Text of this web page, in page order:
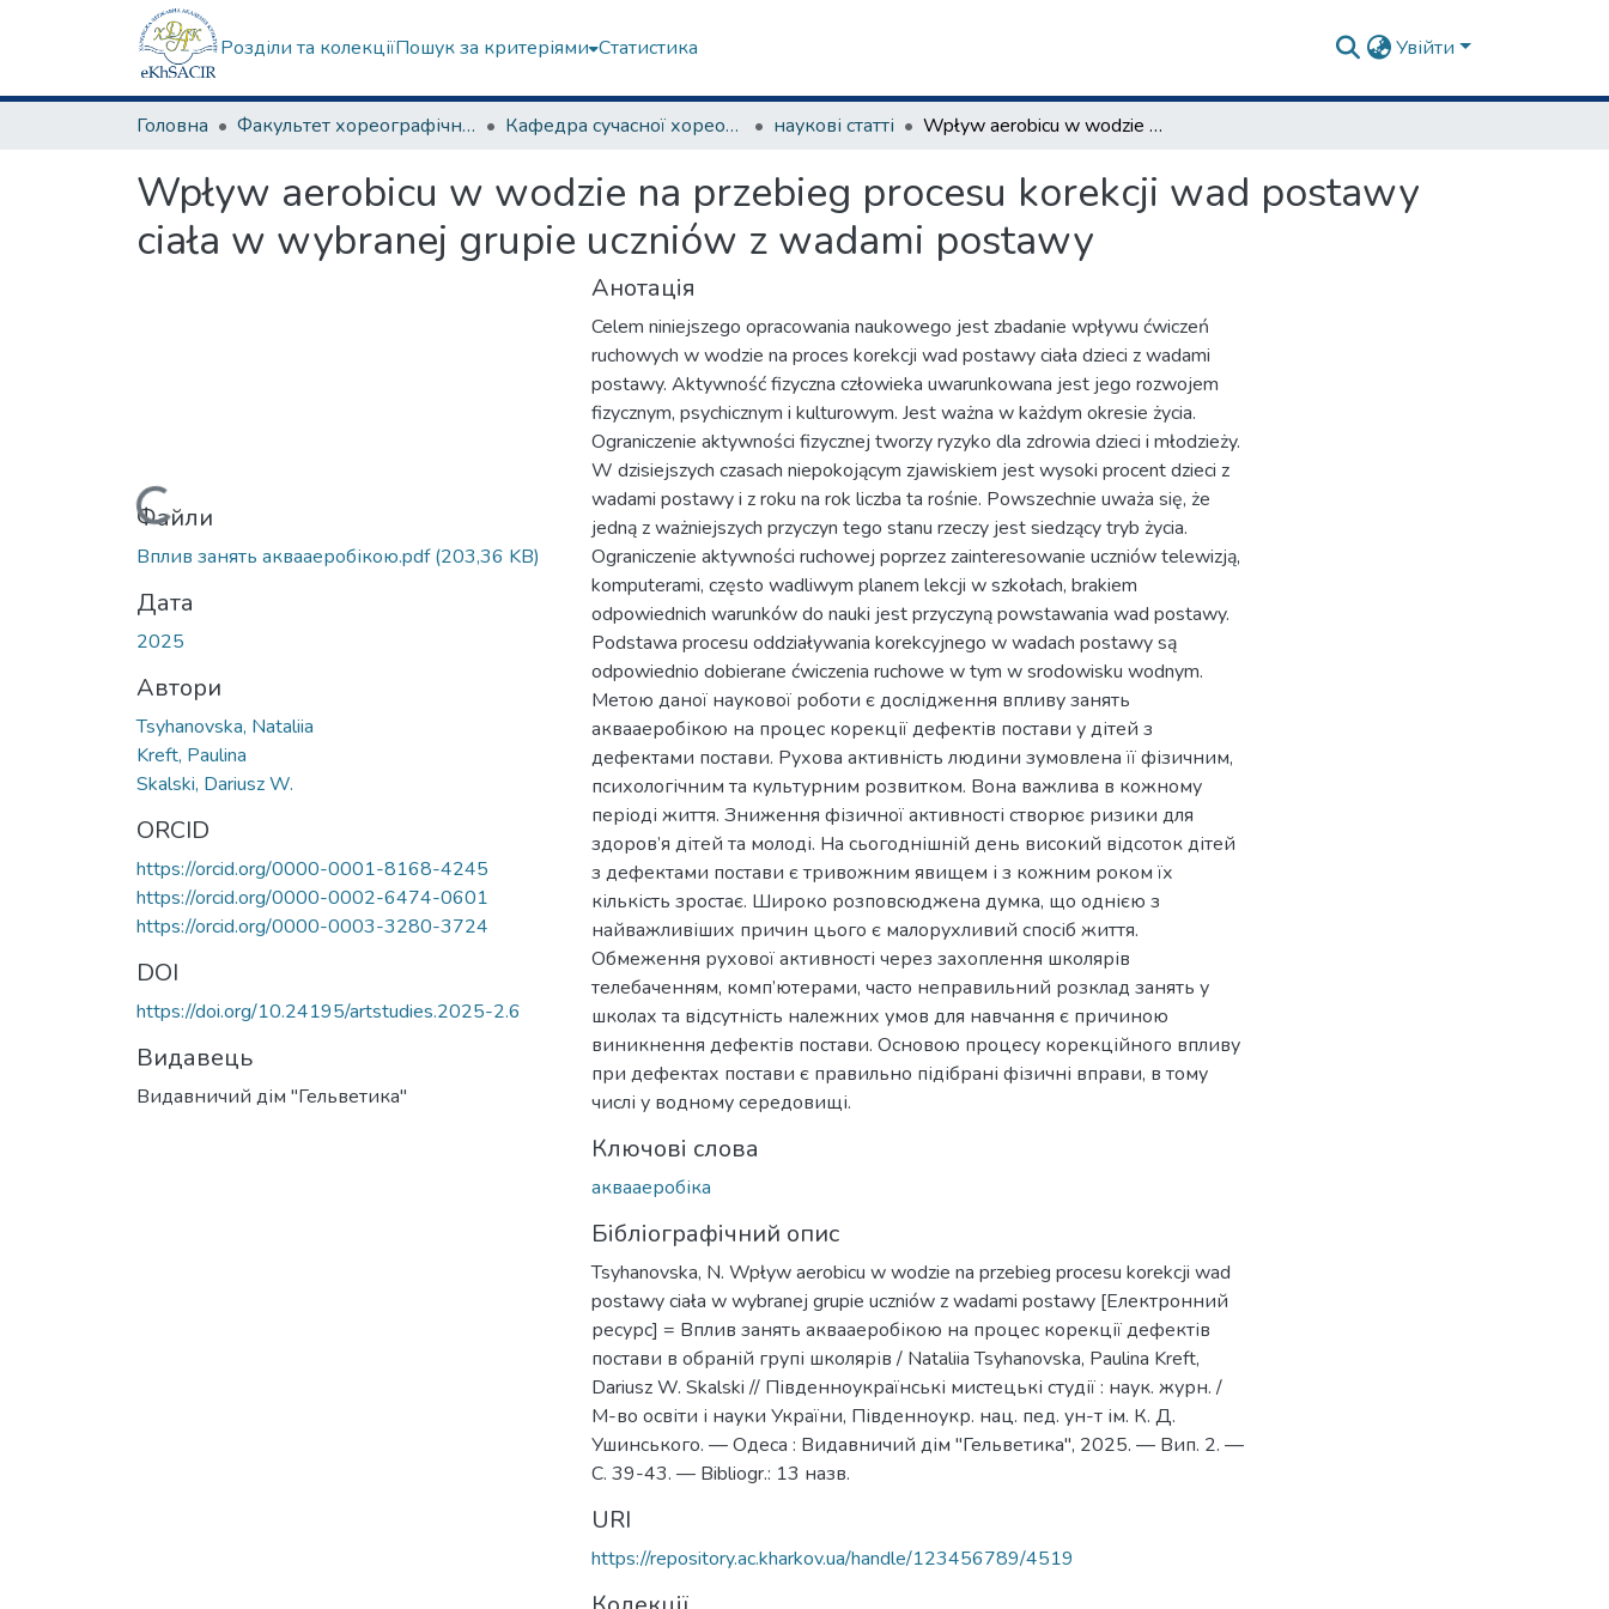
Розділи та колекціїПошук за критеріями Статистика Увійти
Головна Факультет хореографічного мистецтва Кафедра сучасної хореографії та спортивно-оздоровчих технологій наукові статті Wpływ aerobicu w wodzie na przebieg procesu korekcji wad postawy ciała w wybranej grupie uczniów z wadami postawy
Wpływ aerobicu w wodzie na przebieg procesu korekcji wad postawy
ciała w wybranej grupie uczniów z wadami postawy
Вантажиться...
Файли
Вплив занять аквааеробікою.pdf(203,36 KB)
Дата
2025
Автори
Tsyhanovska, Nataliia
Kreft, Paulina
Skalski, Dariusz W.
ORCID
https://orcid.org/0000-0001-8168-4245
https://orcid.org/0000-0002-6474-0601
https://orcid.org/0000-0003-3280-3724
DOI
https://doi.org/10.24195/artstudies.2025-2.6
Видавець
Видавничий дім "Гельветика"
Анотація
Celem niniejszego opracowania naukowego jest zbadanie wpływu ćwiczeń
ruchowych w wodzie na proces korekcji wad postawy ciała dzieci z wadami
postawy. Aktywność fizyczna człowieka uwarunkowana jest jego rozwojem
fizycznym, psychicznym i kulturowym. Jest ważna w każdym okresie życia.
Ograniczenie aktywności fizycznej tworzy ryzyko dla zdrowia dzieci i młodzieży.
W dzisiejszych czasach niepokojącym zjawiskiem jest wysoki procent dzieci z
wadami postawy i z roku na rok liczba ta rośnie. Powszechnie uważa się, że
jedną z ważniejszych przyczyn tego stanu rzeczy jest siedzący tryb życia.
Ograniczenie aktywności ruchowej poprzez zainteresowanie uczniów telewizją,
komputerami, często wadliwym planem lekcji w szkołach, brakiem
odpowiednich warunków do nauki jest przyczyną powstawania wad postawy.
Podstawa procesu oddziaływania korekcyjnego w wadach postawy są
odpowiednio dobierane ćwiczenia ruchowe w tym w srodowisku wodnym.
Метою даної наукової роботи є дослідження впливу занять
аквааеробікою на процес корекції дефектів постави у дітей з
дефектами постави. Рухова активність людини зумовлена її фізичним,
психологічним та культурним розвитком. Вона важлива в кожному
періоді життя. Зниження фізичної активності створює ризики для
здоров’я дітей та молоді. На сьогоднішній день високий відсоток дітей
з дефектами постави є тривожним явищем і з кожним роком їх
кількість зростає. Широко розповсюджена думка, що однією з
найважливіших причин цього є малорухливий спосіб життя.
Обмеження рухової активності через захоплення школярів
телебаченням, комп’ютерами, часто неправильний розклад занять у
школах та відсутність належних умов для навчання є причиною
виникнення дефектів постави. Основою процесу корекційного впливу
при дефектах постави є правильно підібрані фізичні вправи, в тому
числі у водному середовищі.
Ключові слова
аквааеробіка
Бібліографічний опис
Tsyhanovska, N. Wpływ aerobicu w wodzie na przebieg procesu korekcji wad
postawy ciała w wybranej grupie uczniów z wadami postawy [Електронний
ресурс] = Вплив занять аквааеробікою на процес корекції дефектів
постави в обраній групі школярів / Nataliia Tsyhanovska, Paulina Kreft,
Dariusz W. Skalski // Південноукраїнські мистецькі студії : наук. журн. /
М-во освіти і науки України, Південноукр. нац. пед. ун-т ім. К. Д.
Ушинського. — Одеса : Видавничий дім "Гельветика", 2025. — Вип. 2. —
С. 39-43. — Bibliogr.: 13 назв.
URI
https://repository.ac.kharkov.ua/handle/123456789/4519